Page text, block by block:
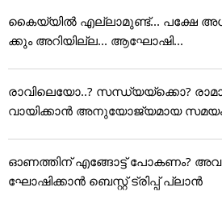
കൈയ്യിൽ എല്ലാമുണ്ട്... പക്ഷേ
ക്കും അറിയില്ല... ആഘോഷി...
രാവിലെയോ..? സന്ധ്യയ്ക്കൊ?
വായിക്കാൻ അനുയോജ്യമായ
ഓണത്തിന് എങ്ങോട്ട് പോകണം?
ഘോഷിക്കാൻ ബെസ്റ്റ് ട്രിപ്പ് പ്ലാൻ